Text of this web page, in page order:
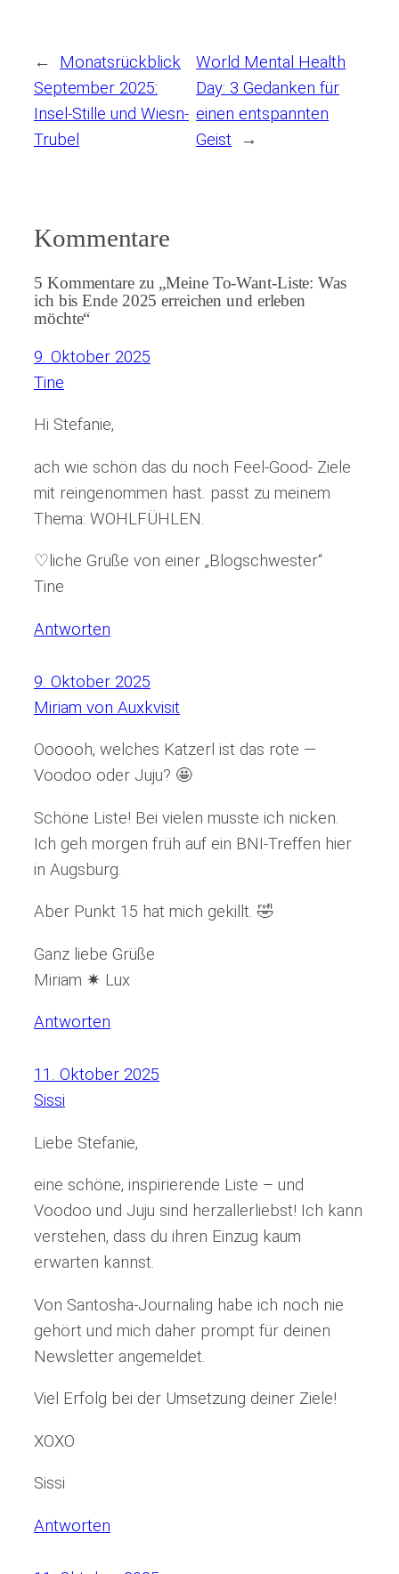
←
Monatsrückblick
September 2025:
Insel-Stille und Wiesn-
Trubel
World Mental Health
Day: 3 Gedanken für
einen entspannten
Geist
→
Kommentare
5 Kommentare zu „Meine To-Want-Liste: Was
ich bis Ende 2025 erreichen und erleben
möchte“
9. Oktober 2025
Tine
Hi Stefanie,
ach wie schön das du noch Feel-Good- Ziele
mit reingenommen hast. passt zu meinem
Thema: WOHLFÜHLEN.
♡liche Grüße von einer „Blogschwester“
Tine
Antworten
9. Oktober 2025
Miriam von Auxkvisit
Oooooh, welches Katzerl ist das rote —
Voodoo oder Juju? 🤩
Schöne Liste! Bei vielen musste ich nicken.
Ich geh morgen früh auf ein BNI-Treffen hier
in Augsburg.
Aber Punkt 15 hat mich gekillt. 🤣
Ganz liebe Grüße
Miriam ✷ Lux
Antworten
11. Oktober 2025
Sissi
Liebe Stefanie,
eine schöne, inspirierende Liste – und
Voodoo und Juju sind herzallerliebst! Ich kann
verstehen, dass du ihren Einzug kaum
erwarten kannst.
Von Santosha-Journaling habe ich noch nie
gehört und mich daher prompt für deinen
Newsletter angemeldet.
Viel Erfolg bei der Umsetzung deiner Ziele!
XOXO
Sissi
Antworten